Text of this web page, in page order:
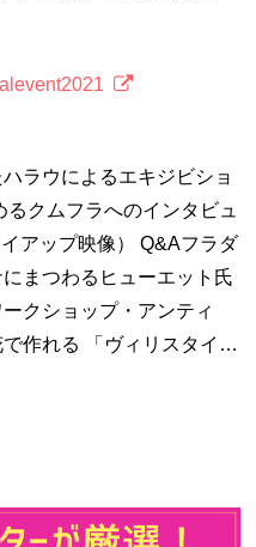
ラウによるエキジビショ
クムフラへのインタビュ
アップ映像） Q&Aフラダ
まつわるヒューエット氏
クショップ・アンティ
作れる 「ヴィリスタイ…